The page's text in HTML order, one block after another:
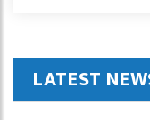
LATEST